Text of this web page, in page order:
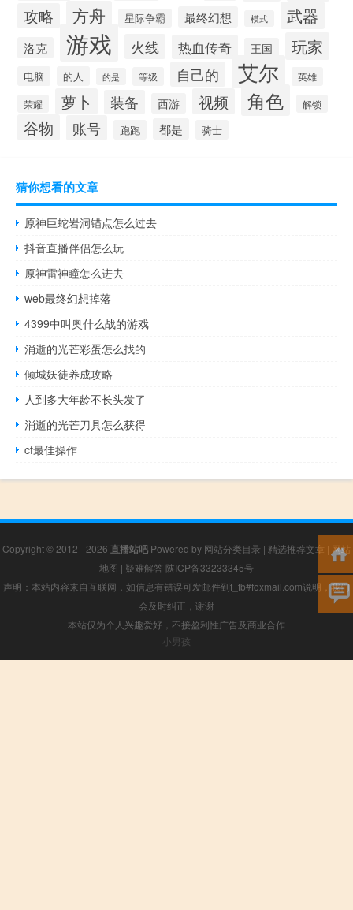
攻略
方舟 星际争霸 最终幻想 模式 武器
洛克 游戏 火线 热血传奇 王国 玩家
电脑 的人 的是 等级 自己的 艾尔 英雄
荣耀 萝卜 装备 西游 视频 角色 解锁
谷物 账号 跑跑 都是 骑士
猜你想看的文章
原神巨蛇岩洞锚点怎么过去
抖音直播伴侣怎么玩
原神雷神瞳怎么进去
web最终幻想掉落
4399中叫奥什么战的游戏
消逝的光芒彩蛋怎么找的
倾城妖徒养成攻略
人到多大年龄不长头发了
消逝的光芒刀具怎么获得
cf最佳操作
Copyright © 2012 - 2026 直播站吧 Powered by 网站分类目录 | 精选推荐文章 | 网站
地图 | 疑难解答 陕ICP备33233345号
声明：本站内容来自互联网，如信息有错误可发邮件到f_fb#foxmail.com说明，我们
会及时纠正，谢谢
本站仅为个人兴趣爱好，不接盈利性广告及商业合作
小男孩